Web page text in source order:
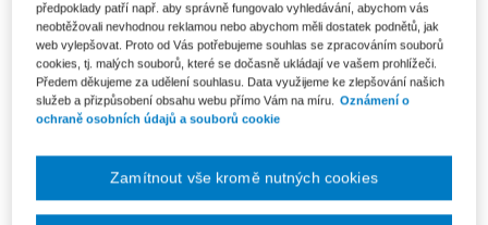
Kde najdu soubory e-knih?
375 Kč
Ušetříte 197 Kč
Balíček - Tištěná kniha + E-kniha
Smarteca + soubory ke stažení
Skladem- expedice do 2 pracovních dnů
Upozorňujeme, že v období od 1.8. do 21.8. z technických
důvodů nemůžeme vystavovat daňové doklady. Budou vám
zaslány dodatečně e-mailem.
předpoklady patří např. aby správně fungovalo vyhledávání, abychom vás
neobtěžovali nevhodnou reklamou nebo abychom měli dostatek podnětů, jak
web vylepšovat. Proto od Vás potřebujeme souhlas se zpracováním souborů
cookies, tj. malých souborů, které se dočasně ukládají ve vašem prohlížeči.
Předem děkujeme za udělení souhlasu. Data využijeme ke zlepšování našich
služeb a přizpůsobení obsahu webu přímo Vám na míru. Oznámení o
ochraně osobních údajů a souborů cookie
Zamítnout vše kromě nutných cookies